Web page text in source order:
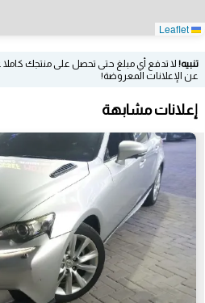
تنبيه! لا تدفع أي مبلغ حتى تحصل على منتجك
عن الإعلانات المعروضة!
إعلانات مشابهة